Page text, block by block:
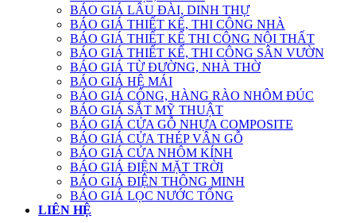
BÁO GIÁ LÂU ĐÀI, DINH THỰ
BÁO GIÁ THIẾT KẾ, THI CÔNG NHÀ
BÁO GIÁ THIẾT KẾ THI CÔNG NỘI THẤT
BÁO GIÁ THIẾT KẾ, THI CÔNG SÂN VƯỜN
BÁO GIÁ TỪ ĐƯỜNG, NHÀ THỜ
BÁO GIÁ HỆ MÁI
BÁO GIÁ CỔNG, HÀNG RÀO NHÔM ĐÚC
BÁO GIÁ SẮT MỸ THUẬT
BÁO GIÁ CỬA GỖ NHỰA COMPOSITE
BÁO GIÁ CỬA THÉP VÂN GỖ
BÁO GIÁ CỬA NHÔM KÍNH
BÁO GIÁ ĐIỆN MẶT TRỜI
BÁO GIÁ ĐIỆN THÔNG MINH
BÁO GIÁ LỌC NƯỚC TỔNG
LIÊN HỆ